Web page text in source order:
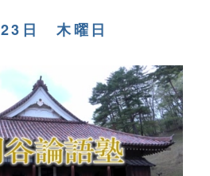
日 木曜日